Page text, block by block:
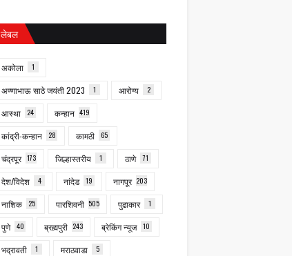
लेबल
अकोला 1
अण्णाभाऊ साठे जयंती 2023 1 आरोग्य 2
आस्था 24 कन्हान 419
कांद्री-कन्हान 28 कामठी 65
चंद्रपूर 173 जिल्हास्तरीय 1 ठाणे 71
देश/विदेश 4 नांदेड 19 नागपूर 203
नाशिक 25 पारशिवनी 505 पुढाकार 1
पुणे 40 ब्रह्मपुरी 243 ब्रेकिंग न्यूज 10
भद्रावती 1 मराठवाडा 5